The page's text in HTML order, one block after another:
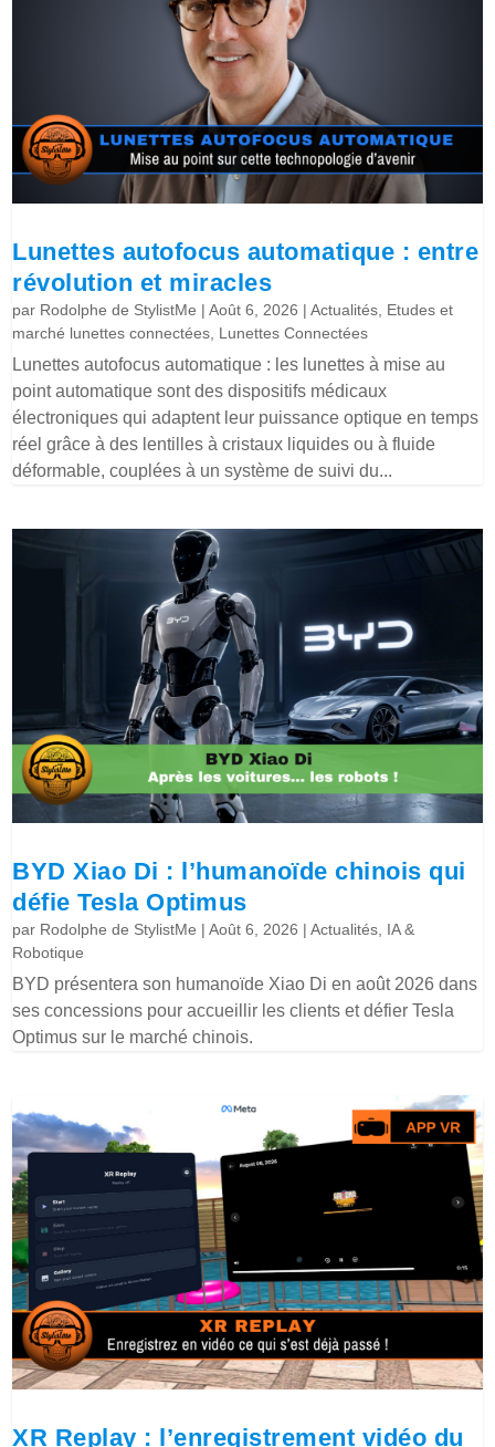
Lunettes autofocus automatique : entre
révolution et miracles
par Rodolphe de StylistMe |Août 6, 2026 |Actualités Etudes et
marché lunettes connectées Lunettes Connectées
Lunettes autofocus automatique : les lunettes à mise au
point automatique sont des dispositifs médicaux
électroniques qui adaptent leur puissance optique en temps
réel grâce à des lentilles à cristaux liquides ou à fluide
déformable, couplées à un système de suivi du...
BYD Xiao Di : l’humanoïde chinois qui
défie Tesla Optimus
par Rodolphe de StylistMe |Août 6, 2026 |Actualités IA &
Robotique
BYD présentera son humanoïde Xiao Di en août 2026 dans
ses concessions pour accueillir les clients et défier Tesla
Optimus sur le marché chinois.
XR Replay : l’enregistrement vidéo du